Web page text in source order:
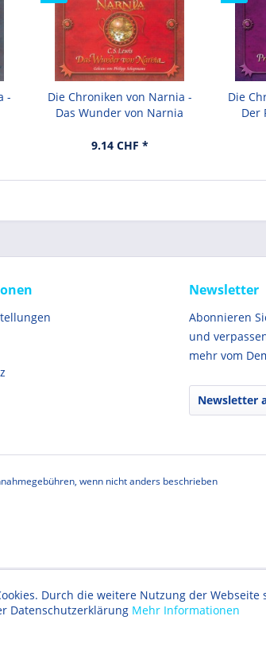
-
Die Chroniken von Narnia -
Das Wunder von Narnia
9.14 CHF *
Die
Der
Newsletter
Abonnieren
und
mehr vom
Newsletter
wenn nicht anders beschrieben
Durch die weitere Nutzung der Webseite
Datenschutzerklärung Mehr Informationen